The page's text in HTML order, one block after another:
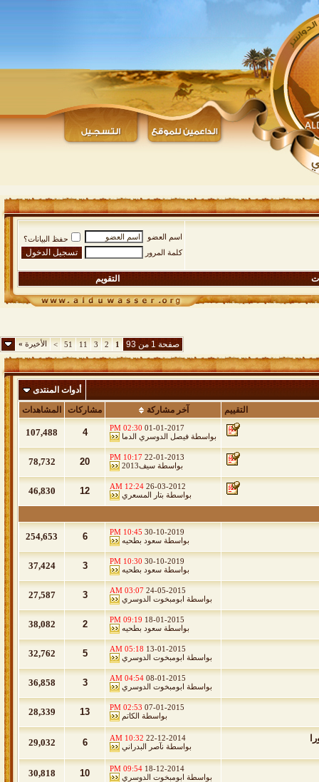
اسم العضو
حفظ البيانات؟
كلمة المرور
التقويم
صفحة 1 من 93 1
2
3
11
51
> الأخيرة»
أدوات المنتدى
التقييم
آخر مشاركة مشاركات المشاهدات
01-01-2017
02:30 PM
بواسطة فيصل الدوسري الدما 4
107,488
22-01-2013
10:17 PM
بواسطة سيف2013 20
78,732
26-03-2012
12:24 AM
بواسطة بتار المسعري 12
46,830
30-10-2019
10:45 PM
بواسطة سعود بطحيه 6
254,653
30-10-2019
10:30 PM
بواسطة سعود بطحيه 3
37,424
24-05-2015
03:07 AM
بواسطة ابومبخوت الدوسري 3
27,587
18-01-2015
09:19 PM
بواسطة سعود بطحيه 2
38,082
13-01-2015
05:18 AM
بواسطة ابومبخوت الدوسري 5
32,762
08-01-2015
04:54 AM
بواسطة ابومبخوت الدوسري 3
36,858
07-01-2015
02:53 PM
بواسطة الكاتم 13
28,339
22-12-2014
10:32 AM
بواسطة نآصر البدراني 6
29,032
18-12-2014
09:54 PM
بواسطة ابومبخوت الدوسري 10
30,818